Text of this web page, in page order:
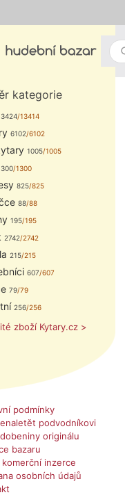
kategorie
/13414
6102/6102
1005/1005
/1300
825/825
88/88
195/195
2742/2742
215/215
607/607
79/79
256/256
zboží Kytary.cz >
podmínky
podvodníkovi
originálu
bazaru
komerční inzerce
osobních údajů